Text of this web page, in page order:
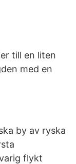
till en liten
med en
by av ryska
flykt